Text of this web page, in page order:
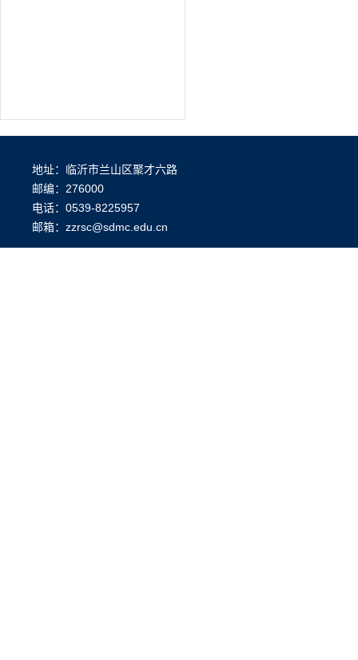
地址：临沂市兰山区聚才六路
邮编：276000
电话：0539-8225957
邮箱：zzrsc@sdmc.edu.cn